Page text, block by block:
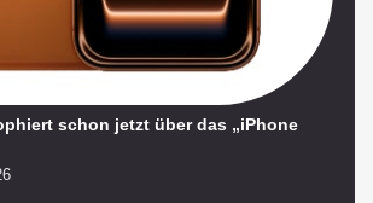
schon jetzt über das „iPhone